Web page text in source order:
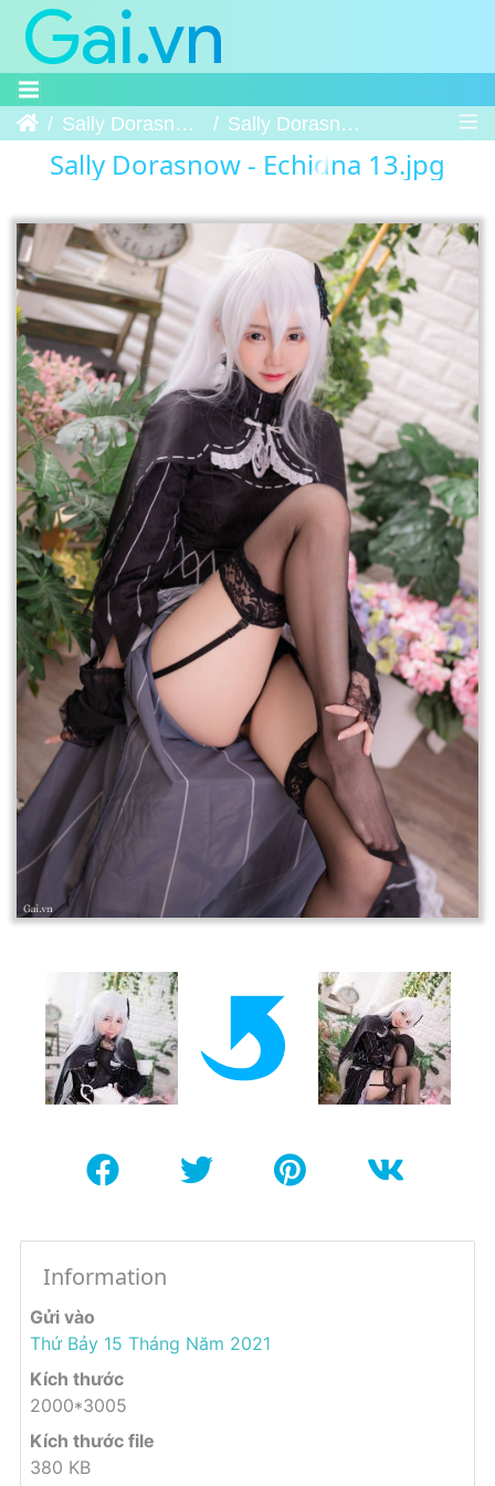
Trang chủSally Dorasnow - Echidna Sally Dorasnow - Echidna 13
Sally Dorasnow - Echidna 13.jpg
Information
Gửi vào
Thứ Bảy 15 Tháng Năm 2021
Kích thước
2000*3005
Kích thước file
380 KB